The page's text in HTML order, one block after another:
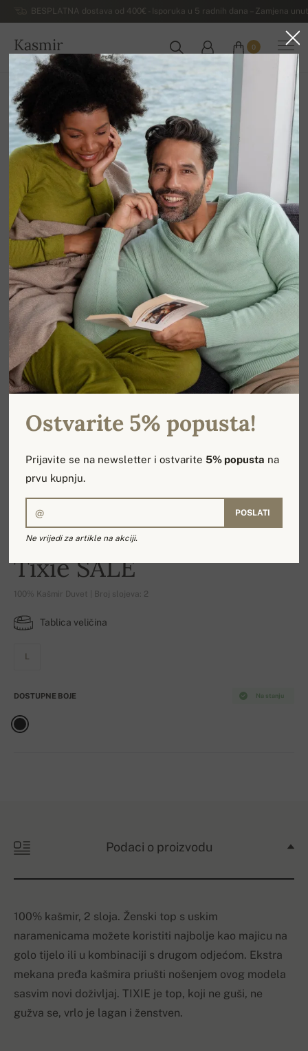
BESPLATNA dostava od 400€ - Isporuka u 5 radnih dana – Zamjena
Kasmir
HRVATSKA
0
Kuća
-16%
Tixie SALE
100% Kašmir Duvet | Broj slojeva: 2
Tablica veličina
L
Na stanju
DOSTUPNE BOJE
Podaci o proizvodu
100% kašmir, 2 sloja. Ženski top s uskim
naramenicama možete koristiti najbolje kao majicu na
golo tijelo ili u kombinaciji s drugom odjećom. Ekstra
mekana pređa kašmira priušti nošenjem ovog modela
sasvim novi doživljaj. TIXIE je top, koji ne guši, ne
gužva se, vrlo je lagan i ženstven.
Ostvarite 5% popusta!
Prijavite se na newsletter i ostvarite5% popusta na
prvu kupnju.
POSLATI
Ne vrijedi za artikle na akciji.